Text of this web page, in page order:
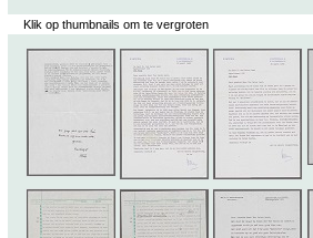
Klik op thumbnails om te vergroten